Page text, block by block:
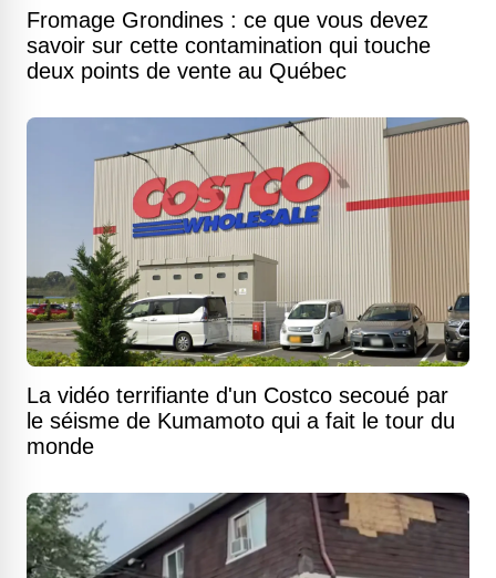
Fromage Grondines : ce que vous devez
savoir sur cette contamination qui touche
deux points de vente au Québec
La vidéo terrifiante d'un Costco secoué par
le séisme de Kumamoto qui a fait le tour du
monde